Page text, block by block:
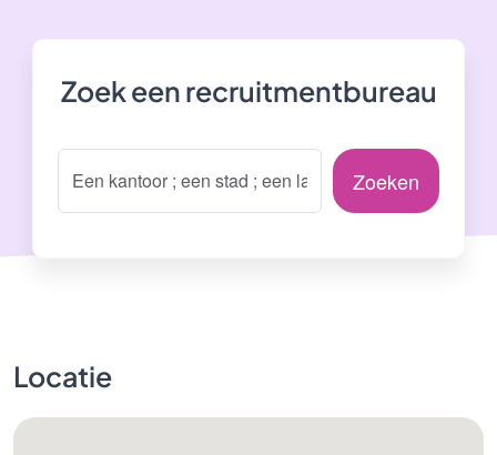
Zoek een recruitmentbureau
Zoeken
Locatie